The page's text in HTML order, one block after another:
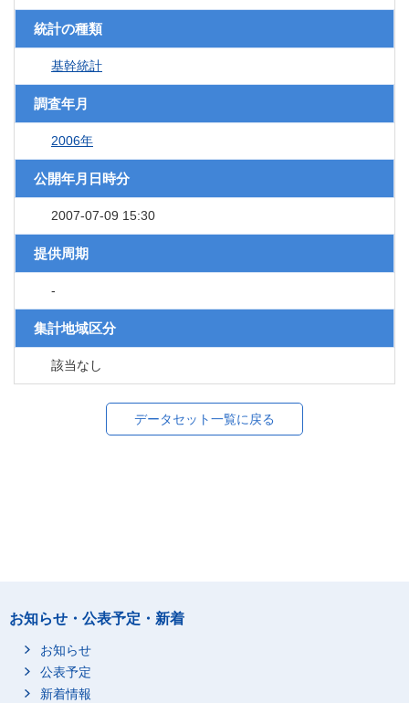
統計の種類
基幹統計
調査年月
2006年
公開年月日時分
2007-07-09 15:30
提供周期
-
集計地域区分
該当なし
データセット一覧に戻る
お知らせ・公表予定・新着
お知らせ
公表予定
新着情報